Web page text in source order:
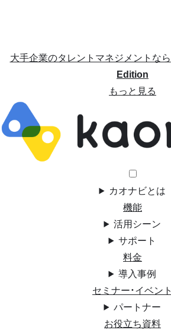
大手企業のタレントマネジメントなら
Edition
もっと見る
カオナビとは
機能
活用シーン
サポート
料金
導入事例
セミナー・イベント
パートナー
お役立ち資料